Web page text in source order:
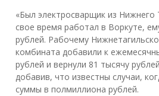
«Был электросварщик из Нижнего
свое время работал в Воркуте,
рублей. Рабочему
комбината добавили к
рублей и вернули 81 тысячу
добавив, что известны случаи,
суммы в полмиллиона рублей.